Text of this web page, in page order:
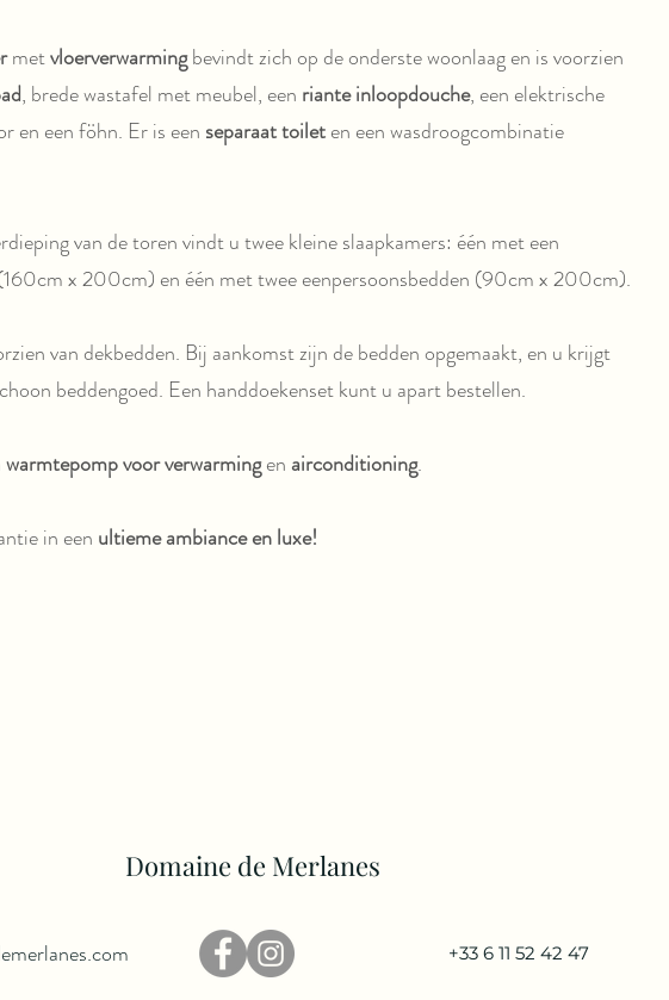
metvloerverwarmingbevindt zich op de onderste woonlaag en is voorzien
, brede wastafel met meubel, een riante inloopdouche, een elektrische
en een föhn. Er is een separaat toileten een wasdroogcombinatie
van de toren vindt u twee kleine slaapkamers: één met een
x 200cm) en één met twee eenpersoonsbedden (90cm x 200cm).
van dekbedden. Bij aankomst zijn de bedden opgemaakt, en u krijgt
beddengoed. Een handdoekenset kunt u apart bestellen.
warmtepomp voor verwarmingenairconditioning.
in een ultieme ambiance en luxe!
Domaine de Merlanes
+33 6 11 52 42 47